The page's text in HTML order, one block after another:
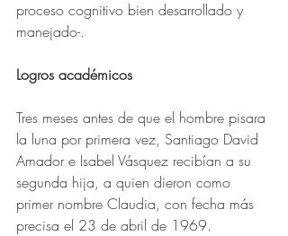
proceso cognitivo bien desarrollado y
manejado-.
Logros académicos
Tres meses antes de que el hombre pisara
la luna por primera vez, Santiago David
Amador e Isabel Vásquez recibían a su
segunda hija, a quien dieron como
primer nombre Claudia, con fecha más
precisa el 23 de abril de 1969.